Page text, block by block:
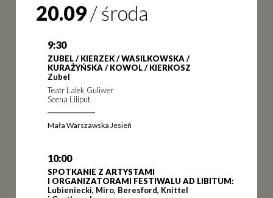
20.09/środa
9:30
ZUBEL / KIERZEK / WASILKOWSKA /
KURAŻYŃSKA / KOWOL / KIERKOSZ
Zubel
Teatr Lalek Guliwer
Scena Liliput
Mała Warszawska Jesień
10:00
SPOTKANIE Z ARTYSTAMI
I ORGANIZATORAMI FESTIWALU AD LIBITUM:
Lubieniecki, Miro, Beresford, Knittel